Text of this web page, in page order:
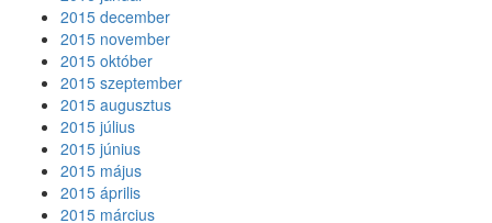
2015 december
2015 november
2015 október
2015 szeptember
2015 augusztus
2015 július
2015 június
2015 május
2015 április
2015 március